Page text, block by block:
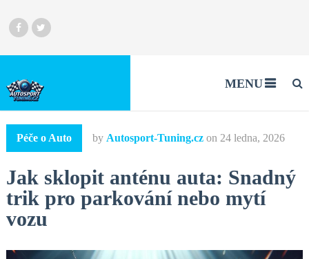
MENU
Péče o Auto by Autosport-Tuning.cz on 24 ledna, 2026
Jak sklopit anténu auta: Snadný
trik pro parkování nebo mytí
vozu